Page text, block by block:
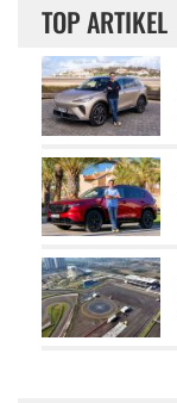
TOP ARTIKEL